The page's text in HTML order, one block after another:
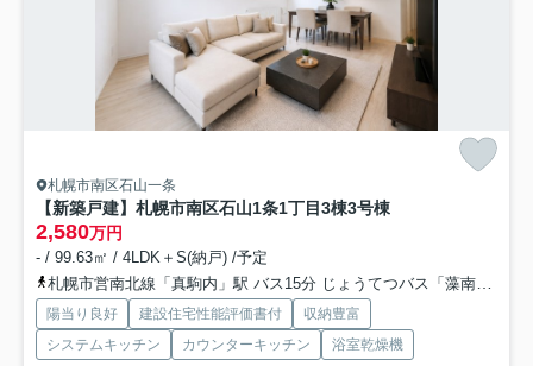
札幌市南区石山一条
【新築戸建】札幌市南区石山1条1丁目3棟3号棟
2,580万円
- / 99.63㎡ / 4LDK＋S(納戸) /予定
札幌市営南北線「真駒内」駅 バス15分 じょうてつバス「藻南橋」 停歩8分
陽当り良好 建設住宅性能評価書付
収納豊富
システムキッチン
カウンターキッチン
浴室乾燥機